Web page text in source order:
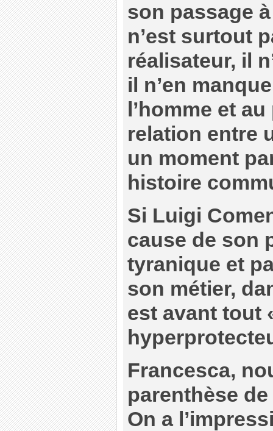
son passage
n’est surtout
réalisateur, il
il n’en
l’homme et
relation entre
un moment
histoire
Si Luigi
cause de son
tyranique et
son métier,
est avant tout
Francesca,
parenthèse
On a